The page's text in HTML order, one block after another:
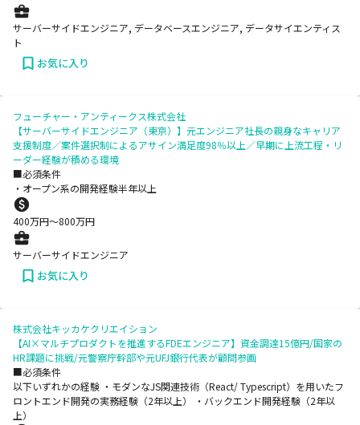
サーバーサイドエンジニア, データベースエンジニア, データサイエンティス
ト
お気に入り
フューチャー・アンティークス株式会社
【サーバーサイドエンジニア（東京）】元エンジニア社長の親身なキャリア
支援制度／案件選択制によるアサイン満足度98％以上／早期に上流工程・リ
ーダー経験が積める環境
■必須条件
・オープン系の開発経験半年以上
400万円〜800万円
サーバーサイドエンジニア
お気に入り
株式会社キッカケクリエイション
【AI×マルチプロダクトを推進するFDEエンジニア】資金調達15億円/国家の
HR課題に挑戦/元警察庁幹部や元UFJ銀行代表が顧問参画
■必須条件
以下いずれかの経験 ・モダンなJS関連技術（React/ Typescript）を用いたフ
ロントエンド開発の実務経験（2年以上） ・バックエンド開発経験（2年以
上）